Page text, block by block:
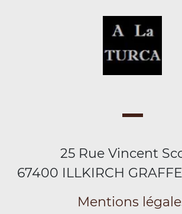
25 Rue Vincent
67400 ILLKIRCH
Mentions